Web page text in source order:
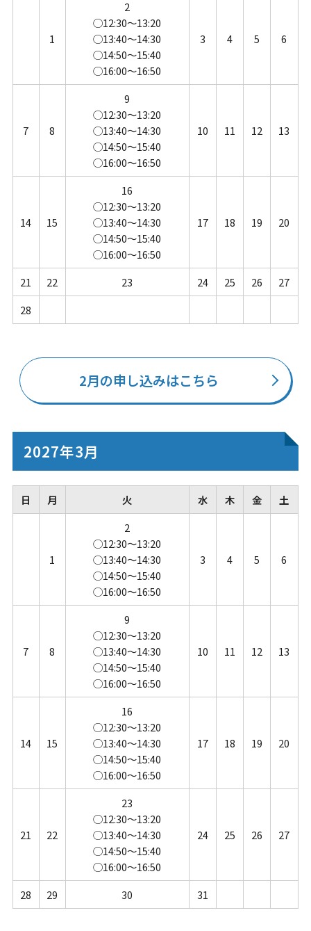
1
2
◯12:30～13:20
◯13:40～14:30
◯14:50～15:40
◯16:00～16:50
3 4 5 6
7 8
9
◯12:30～13:20
◯13:40～14:30
◯14:50～15:40
◯16:00～16:50
10 11 12 13
14 15
16
◯12:30～13:20
◯13:40～14:30
◯14:50～15:40
◯16:00～16:50
17 18 19 20
21 22 23 24 25 26
27
28
2月の申し込みはこちら
2027年3月
日 月 火 水 木 金 土
1
2
◯12:30～13:20
◯13:40～14:30
◯14:50～15:40
◯16:00～16:50
3 4 5 6
7 8
9
◯12:30～13:20
◯13:40～14:30
◯14:50～15:40
◯16:00～16:50
10 11 12 13
14 15
16
◯12:30～13:20
◯13:40～14:30
◯14:50～15:40
◯16:00～16:50
17 18 19 20
21 22
23
◯12:30～13:20
◯13:40～14:30
◯14:50～15:40
◯16:00～16:50
24 25 26 27
28 29 30 31